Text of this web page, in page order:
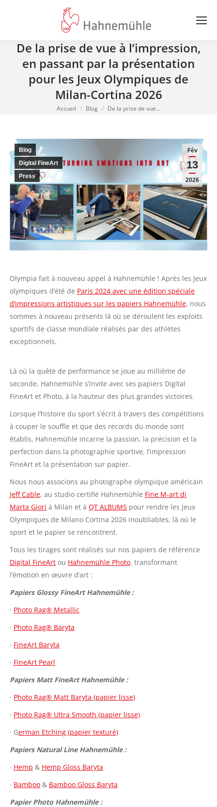
De la prise de vue à l’impression,
en passant par la présentation
pour les Jeux Olympiques de
Milan-Cortina 2026
Vous êtes ici :
Accueil Blog De la prise de vue…
Fév
13
2026
Blog
Digital FineArt
Press
Olympia fait à nouveau appel à Hahnemühle ! Après les Jeux
olympiques d’été de Paris 2024 avec une édition spéciale
d’impressions artistiques sur les papiers Hahnemühle, nous
sommes à nouveau présents là où se déroulent les exploits
sportifs de classe mondiale réalisés par des athlètes
exceptionnels.
Là où la quête de performance se joue au millième de
seconde, Hahnemühle s’invite avec ses papiers Digital
FineArt et Photo, à la hauteur des plus grandes victoires.
Lorsque l’histoire du sport s’écrit à travers des compétitions
à couper le souffle et que des records du monde sont
établis, Hahnemühle incarne la passion, la précision et la
perfection dans la photographie sportive, l’impression
FineArt et la présentation sur papier.
Nous nous associons au photographe olympique américain
Jeff Cable, au studio certifié Hahnemühle Fine M-art di
Marta Giori à Milan et à QT ALBUMS pour rendre les Jeux
Olympiques de Milano Cortina 2026 inoubliables, là où le
sport et le papier se rencontrent.
Tous les tirages sont réalisés sur nos papiers de référence
Digital FineArt ou Hahnemühle Photo, transformant
l’émotion en œuvre d’art :
Papiers Glossy FineArt Hahnemühle :
· Photo Rag® Metallic
· Photo Rag® Baryta
· FineArt Baryta
· FineArt Pearl
Papiers Matt FineArt Hahnemühle :
· Photo Rag® Matt Baryta (papier lisse)
· Photo Rag® Ultra Smooth (papier lisse)
· German Etching (papier texturé)
Papiers Natural Line Hahnemühle :
· Hemp & Hemp Gloss Baryta
· Bamboo & Bamboo Gloss Baryta
Papier Photo Hahnemühle :